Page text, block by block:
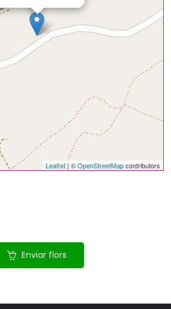
Leaflet| ©OpenStreetMapcontributors
Enviar flors